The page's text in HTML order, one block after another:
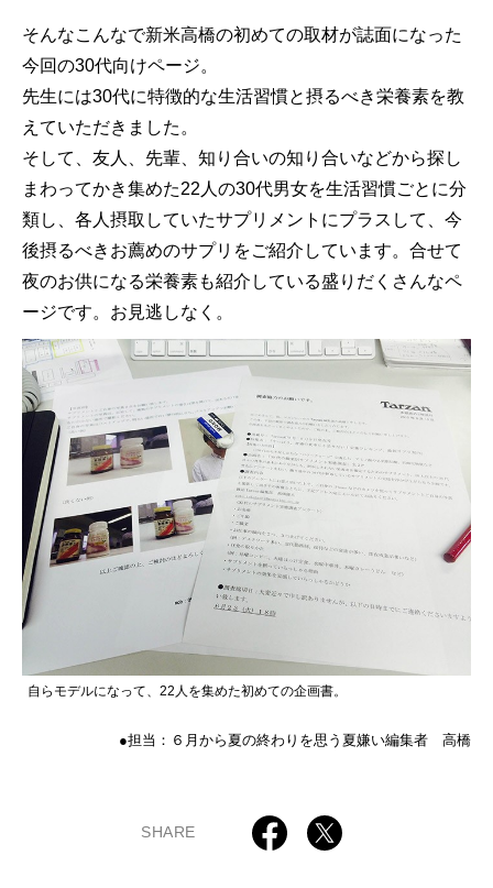
そんなこんなで新米高橋の初めての取材が誌面になった
今回の30代向けページ。
先生には30代に特徴的な生活習慣と摂るべき栄養素を教
えていただきました。
そして、友人、先輩、知り合いの知り合いなどから探し
まわってかき集めた22人の30代男女を生活習慣ごとに分
類し、各人摂取していたサプリメントにプラスして、今
後摂るべきお薦めのサプリをご紹介しています。合せて
夜のお供になる栄養素も紹介している盛りだくさんなペ
ージです。お見逃しなく。
自らモデルになって、22人を集めた初めての企画書。
●担当：６月から夏の終わりを思う夏嫌い編集者 高橋
SHARE